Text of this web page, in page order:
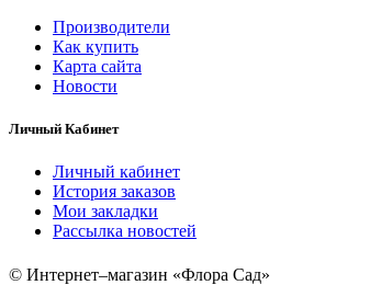
Производители
Как купить
Карта сайта
Новости
Личный Кабинет
Личный кабинет
История заказов
Мои закладки
Рассылка новостей
© Интернет–магазин «Флора Сад»